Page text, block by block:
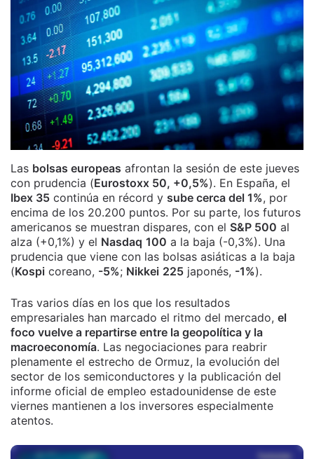
Las bolsas europeas afrontan la sesión de este jueves
con prudencia (Eurostoxx 50, +0,5%). En España, el
Ibex 35 continúa en récord y sube cerca del 1%, por
encima de los 20.200 puntos. Por su parte, los futuros
americanos se muestran dispares, con el S&P 500 al
alza (+0,1%) y el Nasdaq 100 a la baja (-0,3%). Una
prudencia que viene con las bolsas asiáticas a la baja
(Kospi coreano, -5%; Nikkei 225 japonés, -1%).
Tras varios días en los que los resultados
empresariales han marcado el ritmo del mercado, el
foco vuelve a repartirse entre la geopolítica y la
macroeconomía. Las negociaciones para reabrir
plenamente el estrecho de Ormuz, la evolución del
sector de los semiconductores y la publicación del
informe oficial de empleo estadounidense de este
viernes mantienen a los inversores especialmente
atentos.